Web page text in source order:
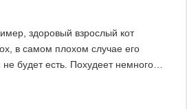
здоровый взрослый кот
в самом плохом случае его
будет есть. Похудеет немного…